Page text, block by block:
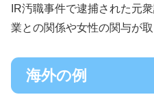
IR汚職事件で逮捕された元
業との関係や女性の関与が取
海外の例